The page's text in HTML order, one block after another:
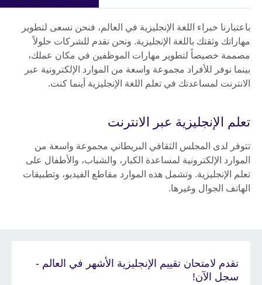
باعتبارنا خبراء اللغة الإنجليزية في العالم، فنحن نسعى لتطوير
مهاراتك وثقتك باللغة الإنجليزية. ونحن نقدم للشركات حلولاً
مصممة خصيصاً لتطوير مهارات الموظفين في مكان عملك،
بينما نوفر للأفراد مجموعة واسعة من الموارد الإلكترونية عبر
الانترنت لمساعدتك في تعلم اللغة الإنجليزية أينما كنت.
تعلم الإنجليزية عبر الانترنت
تتوفر لدى المجلس الثقافي البريطاني مجموعة واسعة من
الموارد الإلكترونية لمساعدة الكبار، والشباب، والأطفال على
تعلم الإنجليزية. وتشمل هذه الموارد مقاطع الفيديو، وتطبيقات
الهاتف الجوال وغيرها.
تقدم لامتحان تقييم الإنجليزية الأشهر في العالم -
سجل الآن!